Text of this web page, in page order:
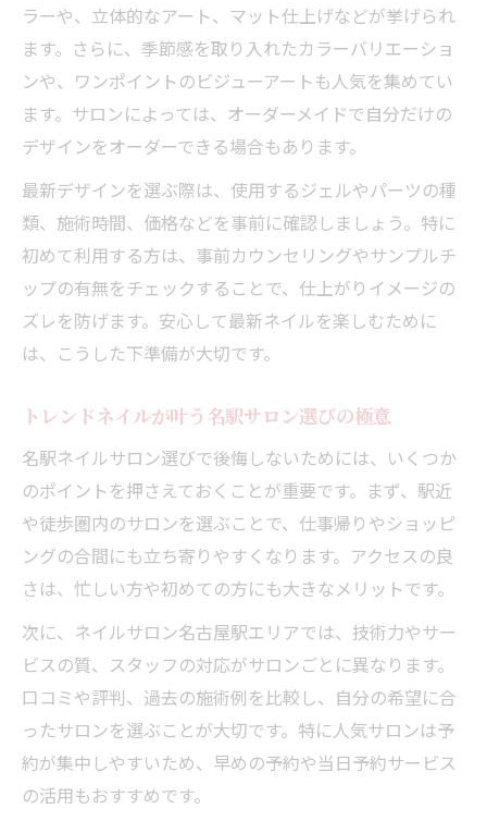
ラーや、立体的なアート、マット仕上げなどが挙げられ
ます。さらに、季節感を取り入れたカラーバリエーショ
ンや、ワンポイントのビジューアートも人気を集めてい
ます。サロンによっては、オーダーメイドで自分だけの
デザインをオーダーできる場合もあります。
最新デザインを選ぶ際は、使用するジェルやパーツの種
類、施術時間、価格などを事前に確認しましょう。特に
初めて利用する方は、事前カウンセリングやサンプルチ
ップの有無をチェックすることで、仕上がりイメージの
ズレを防げます。安心して最新ネイルを楽しむために
は、こうした下準備が大切です。
トレンドネイルが叶う名駅サロン選びの極意
名駅ネイルサロン選びで後悔しないためには、いくつか
のポイントを押さえておくことが重要です。まず、駅近
や徒歩圏内のサロンを選ぶことで、仕事帰りやショッピ
ングの合間にも立ち寄りやすくなります。アクセスの良
さは、忙しい方や初めての方にも大きなメリットです。
次に、ネイルサロン名古屋駅エリアでは、技術力やサー
ビスの質、スタッフの対応がサロンごとに異なります。
口コミや評判、過去の施術例を比較し、自分の希望に合
ったサロンを選ぶことが大切です。特に人気サロンは予
約が集中しやすいため、早めの予約や当日予約サービス
の活用もおすすめです。